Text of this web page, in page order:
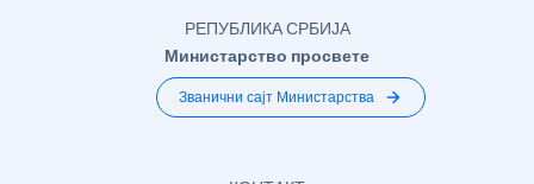
РЕПУБЛИКА СРБИЈА
Министарство просвете
Званични сајт Министарства